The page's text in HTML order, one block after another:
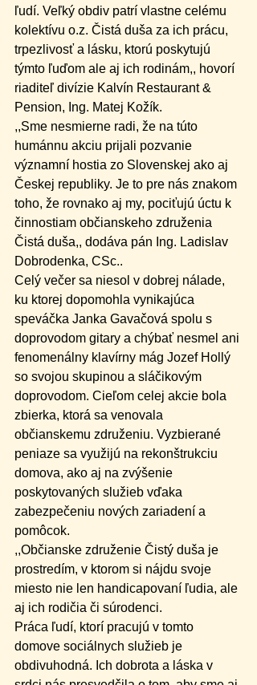
ľudí. Veľký obdiv patrí vlastne celému
kolektívu o.z. Čistá duša za ich prácu,
trpezlivosť a lásku, ktorú poskytujú
týmto ľuďom ale aj ich rodinám,, hovorí
riaditeľ divízie Kalvín Restaurant &
Pension, Ing. Matej Kožík.
,,Sme nesmierne radi, že na túto
humánnu akciu prijali pozvanie
významní hostia zo Slovenskej ako aj
Českej republiky. Je to pre nás znakom
toho, že rovnako aj my, pociťujú úctu k
činnostiam občianskeho združenia
Čistá duša,, dodáva pán Ing. Ladislav
Dobrodenka, CSc..
Celý večer sa niesol v dobrej nálade,
ku ktorej dopomohla vynikajúca
speváčka Janka Gavačová spolu s
doprovodom gitary a chýbať nesmel ani
fenomenálny klavírny mág Jozef Hollý
so svojou skupinou a sláčikovým
doprovodom. Cieľom celej akcie bola
zbierka, ktorá sa venovala
občianskemu združeniu. Vyzbierané
peniaze sa využijú na rekonštrukciu
domova, ako aj na zvýšenie
poskytovaných služieb vďaka
zabezpečeniu nových zariadení a
pomôcok.
,,Občianske združenie Čistý duša je
prostredím, v ktorom si nájdu svoje
miesto nie len handicapovaní ľudia, ale
aj ich rodičia či súrodenci.
Práca ľudí, ktorí pracujú v tomto
domove sociálnych služieb je
obdivuhodná. Ich dobrota a láska v